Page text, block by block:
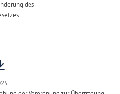
des